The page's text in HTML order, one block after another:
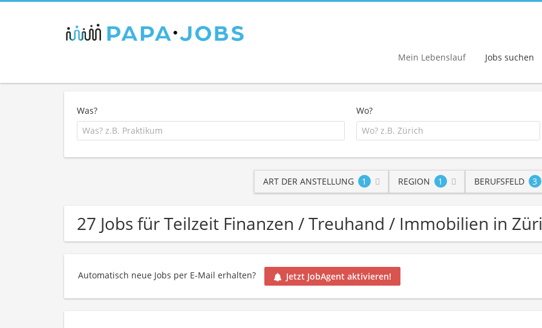
Mein Lebenslauf Jobs suchen
Was? Wo?
ART DER ANSTELLUNG 1 REGION 1 BERUFSFELD 3
27 Jobs für Teilzeit Finanzen / Treuhand / Immobilien in
Automatisch neue Jobs per E-Mail erhalten? Jetzt JobAgent aktivieren!